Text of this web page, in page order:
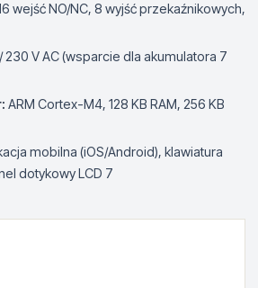
wejść NO/NC, 8 wyjść przekaźnikowych,
/ 230 V AC (wsparcie dla akumulatora 7
ARM Cortex-M4, 128 KB RAM, 256 KB
mobilna (iOS/Android), klawiatura
dotykowy LCD 7